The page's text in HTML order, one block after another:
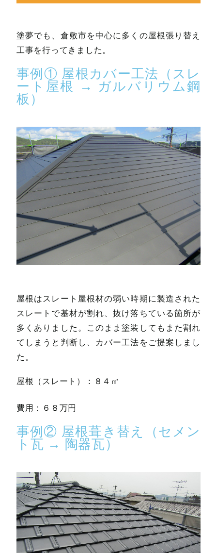
塗夢でも、倉敷市を中心に多くの屋根張り替え
工事を行ってきました。
事例① 屋根カバー工法（スレ
ート屋根 → ガルバリウム鋼
板）
屋根はスレート屋根材の弱い時期に製造された
スレートで基材が割れ、抜け落ちている箇所が
多くありました。このまま塗装してもまた割れ
てしまうと判断し、カバー工法をご提案しまし
た。
屋根（スレート）：８４㎡
費用：６８万円
事例② 屋根葺き替え（セメン
ト瓦 → 陶器瓦）